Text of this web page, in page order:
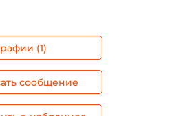
(1)
сообщение